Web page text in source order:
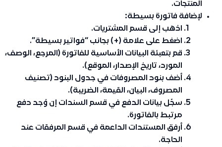
المنتجات.
لإضافة فاتورة بسيطة:
اذهب إلى قسم المشتريات.
اضغط على علامة (+) بجانب “فواتير بسيطة”.
قم بتعبئة البيانات الأساسية للفاتورة (المرجع، الوصف،
المورد، تاريخ الإصدار، الموقع).
أضف بنود المصروفات في جدول البنود (تصنيف
المصروف، البيان، القيمة، الضريبة).
سجّل بيانات الدفع في قسم السندات إن وُجد دفع
مرتبط بالفاتورة.
أرفق المستندات الداعمة في قسم المرفقات عند
الحاجة.